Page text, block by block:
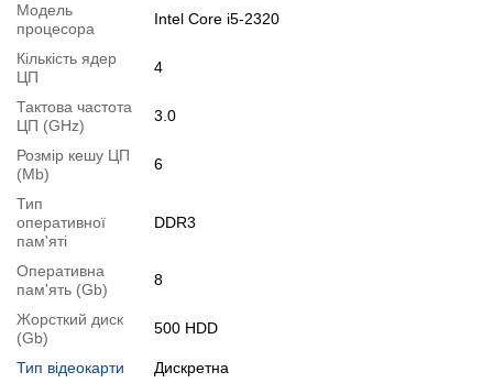
Особливості
Корпус з підсвіткою може бути одним із вказаних на фото,
Можлива модифікація:
1.Збільшення об'єму RAM
2.Збільшення розміру HDD
Ви можете розширити строк гарантії на
Можлива також комплектація
Для цього додайте в корзину відповідну позицію з розділу
"Аксесуари
" разом з основним товаром.
Специфікація процесора:Intel Core i5-2320
Модель
процесора
Intel Core i5-2320
Кількість ядер
ЦП
4
Тактова частота
ЦП (GHz)
3.0
Розмір кешу ЦП
(Mb)
6
Тип
оперативної
пам'яті
DDR3
Оперативна
пам'ять (Gb)
8
Жорсткий диск
(Gb)
500 HDD
Тип відеокарти
Дискретна